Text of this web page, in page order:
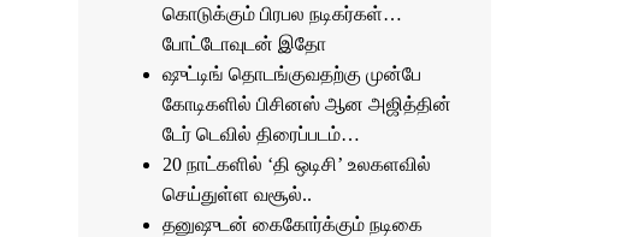
கொடுக்கும் பிரபல நடிகர்கள்…
போட்டோவுடன் இதோ
ஷுட்டிங் தொடங்குவதற்கு முன்பே
கோடிகளில் பிசினஸ் ஆன அஜித்தின்
டேர் டெவில் திரைப்படம்…
20 நாட்களில் ‘தி ஒடிசி’ உலகளவில்
செய்துள்ள வசூல்..
தனுஷுடன் கைகோர்க்கும் நடிகை